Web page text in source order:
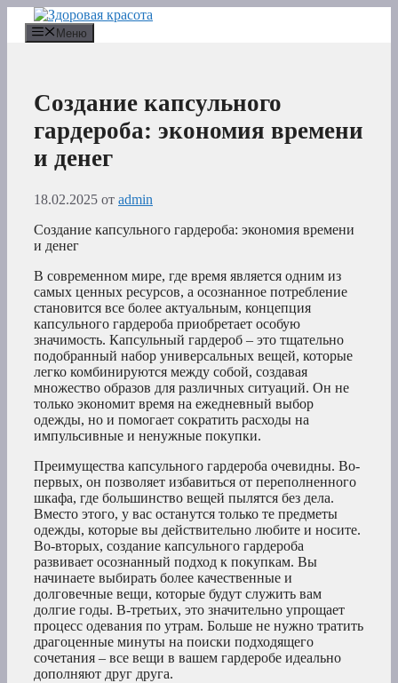
Перейти
содержимому
Меню
Создание капсульного
гардероба: экономия времени
и денег
18.02.2025 от admin
Создание капсульного гардероба: экономия времени
и денег
В современном мире, где время является одним из
самых ценных ресурсов, а осознанное потребление
становится все более актуальным, концепция
капсульного гардероба приобретает особую
значимость. Капсульный гардероб – это тщательно
подобранный набор универсальных вещей, которые
легко комбинируются между собой, создавая
множество образов для различных ситуаций. Он не
только экономит время на ежедневный выбор
одежды, но и помогает сократить расходы на
импульсивные и ненужные покупки.
Преимущества капсульного гардероба очевидны. Во-
первых, он позволяет избавиться от переполненного
шкафа, где большинство вещей пылятся без дела.
Вместо этого, у вас останутся только те предметы
одежды, которые вы действительно любите и носите.
Во-вторых, создание капсульного гардероба
развивает осознанный подход к покупкам. Вы
начинаете выбирать более качественные и
долговечные вещи, которые будут служить вам
долгие годы. В-третьих, это значительно упрощает
процесс одевания по утрам. Больше не нужно тратить
драгоценные минуты на поиски подходящего
сочетания – все вещи в вашем гардеробе идеально
дополняют друг друга.